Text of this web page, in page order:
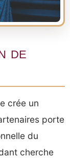
de
crée un
porte
du
cherche